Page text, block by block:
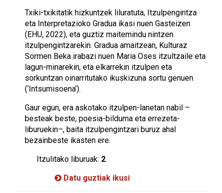
Txiki-txikitatik hizkuntzek liluratuta, Itzulpengintza
eta Interpretazioko Gradua ikasi nuen Gasteizen
(EHU, 2022), eta guztiz maitemindu nintzen
itzulpengintzarekin. Gradua amaitzean, Kulturaz
Sormen Beka irabazi nuen Maria Oses itzultzaile eta
lagun-minarekin, eta elkarrekin itzulpen eta
sorkuntzan oinarritutako ikuskizuna sortu genuen
(‘Intsumisoena’).
Gaur egun, era askotako itzulpen-lanetan nabil –
besteak beste, poesia-bilduma eta errezeta-
liburuekin–, baita itzulpengintzari buruz ahal
bezainbeste ikasten ere.
Itzulitako liburuak: 2.
Datu guztiak ikusi